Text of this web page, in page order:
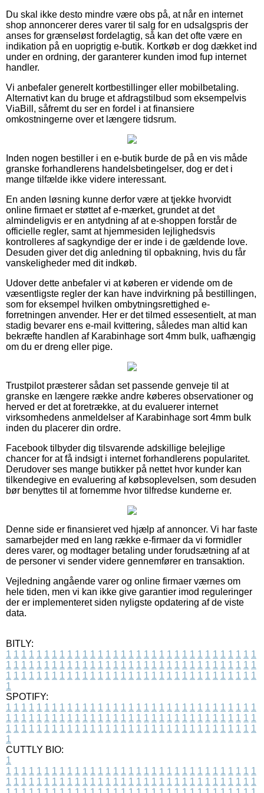
Du skal ikke desto mindre være obs på, at når en internet
shop annoncerer deres varer til salg for en udsalgspris der
anses for grænseløst fordelagtig, så kan det ofte være en
indikation på en uoprigtig e-butik. Kortkøb er dog dækket ind
under en ordning, der garanterer kunden imod fup internet
handler.
Vi anbefaler generelt kortbestillinger eller mobilbetaling.
Alternativt kan du bruge et afdragstilbud som eksempelvis
ViaBill, såfremt du ser en fordel i at finansiere
omkostningerne over et længere tidsrum.
Inden nogen bestiller i en e-butik burde de på en vis måde
granske forhandlerens handelsbetingelser, dog er det i
mange tilfælde ikke videre interessant.
En anden løsning kunne derfor være at tjekke hvorvidt
online firmaet er støttet af e-mærket, grundet at det
almindeligvis er en antydning af at e-shoppen forstår de
officielle regler, samt at hjemmesiden lejlighedsvis
kontrolleres af sagkyndige der er inde i de gældende love.
Desuden giver det dig anledning til opbakning, hvis du får
vanskeligheder med dit indkøb.
Udover dette anbefaler vi at køberen er vidende om de
væsentligste regler der kan have indvirkning på bestillingen,
som for eksempel hvilken ombytningsrettighed e-
forretningen anvender. Her er det tilmed essesentielt, at man
stadig bevarer ens e-mail kvittering, således man altid kan
bekræfte handlen af Karabinhage sort 4mm bulk, uafhængig
om du er dreng eller pige.
Trustpilot præsterer sådan set passende genveje til at
granske en længere række andre køberes observationer og
herved er det at foretrække, at du evaluerer internet
virksomhedens anmeldelser af Karabinhage sort 4mm bulk
inden du placerer din ordre.
Facebook tilbyder dig tilsvarende adskillige belejlige
chancer for at få indsigt i internet forhandlerens popularitet.
Derudover ses mange butikker på nettet hvor kunder kan
tilkendegive en evaluering af købsoplevelsen, som desuden
bør benyttes til at fornemme hvor tilfredse kunderne er.
Denne side er finansieret ved hjælp af annoncer. Vi har faste
samarbejder med en lang række e-firmaer da vi formidler
deres varer, og modtager betaling under forudsætning af at
de personer vi sender videre gennemfører en transaktion.
Vejledning angående varer og online firmaer værnes om
hele tiden, men vi kan ikke give garantier imod reguleringer
der er implementeret siden nyligste opdatering af de viste
data.
BITLY:
1 1 1 1 1 1 1 1 1 1 1 1 1 1 1 1 1 1 1 1 1 1 1 1 1 1 1 1 1 1 1 1 1
1 1 1 1 1 1 1 1 1 1 1 1 1 1 1 1 1 1 1 1 1 1 1 1 1 1 1 1 1 1 1 1 1
1 1 1 1 1 1 1 1 1 1 1 1 1 1 1 1 1 1 1 1 1 1 1 1 1 1 1 1 1 1 1 1 1
1
SPOTIFY:
1 1 1 1 1 1 1 1 1 1 1 1 1 1 1 1 1 1 1 1 1 1 1 1 1 1 1 1 1 1 1 1 1
1 1 1 1 1 1 1 1 1 1 1 1 1 1 1 1 1 1 1 1 1 1 1 1 1 1 1 1 1 1 1 1 1
1 1 1 1 1 1 1 1 1 1 1 1 1 1 1 1 1 1 1 1 1 1 1 1 1 1 1 1 1 1 1 1 1
1
CUTTLY BIO:
1
1 1 1 1 1 1 1 1 1 1 1 1 1 1 1 1 1 1 1 1 1 1 1 1 1 1 1 1 1 1 1 1 1
1 1 1 1 1 1 1 1 1 1 1 1 1 1 1 1 1 1 1 1 1 1 1 1 1 1 1 1 1 1 1 1 1